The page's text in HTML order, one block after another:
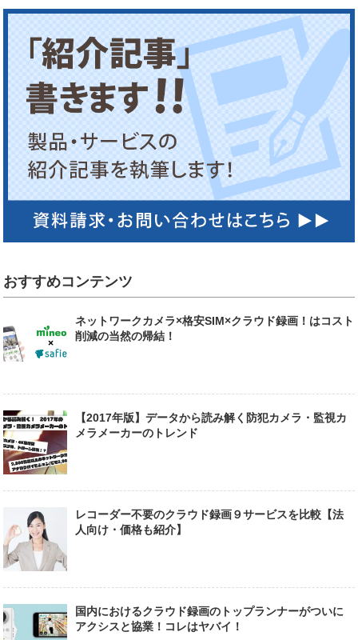
おすすめコンテンツ
ネットワークカメラ×格安SIM×クラウド録画！はコスト
削減の当然の帰結！
【2017年版】データから読み解く防犯カメラ・監視カ
メラメーカーのトレンド
レコーダー不要のクラウド録画９サービスを比較【法
人向け・価格も紹介】
国内におけるクラウド録画のトップランナーがついに
アクシスと協業！コレはヤバイ！